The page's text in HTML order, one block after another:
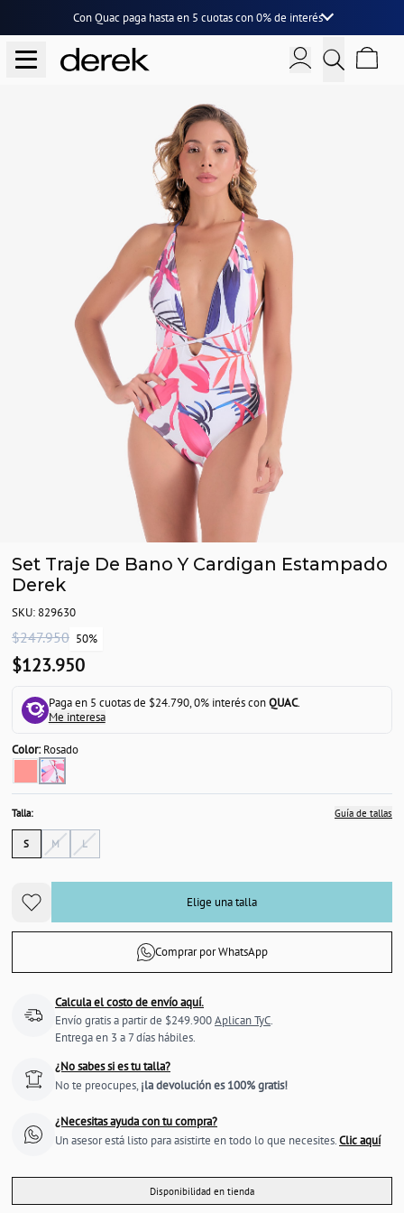
Con Quac paga hasta en 5 cuotascon0% de interés
Set Traje De Bano Y Cardigan Estampado
Derek
SKU: 829630
$247.950 50%
$123.950
Paga en 5 cuotas de $24.790, 0% interés conQUAC.
Me interesa
Color:Rosado
Talla: Guía de tallas
S M L
Elige una talla
Comprar por WhatsApp
Calcula el costo de envío aquí.
Envío gratis a partir de $249.900Aplican TyC.
Entrega en 3 a 7 días hábiles.
¿No sabes si es tu talla?
No te preocupes, ¡la devolución es 100% gratis!
¿Necesitas ayuda con tu compra?
Un asesor está listo para asistirte en todo lo que necesites.Clic aquí
Disponibilidad en tienda